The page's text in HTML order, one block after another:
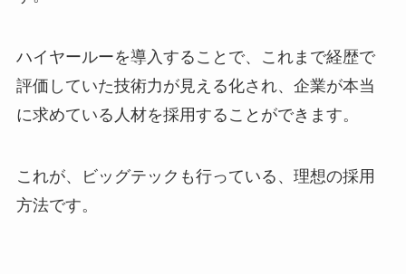
ハイヤールーを導入することで、これまで経歴で
評価していた技術力が見える化され、企業が本当
に求めている人材を採用することができます。
これが、ビッグテックも行っている、理想の採用
方法です。